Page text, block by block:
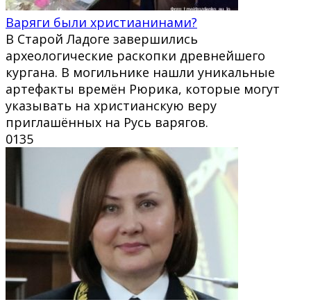
Варяги были христианинами?
В Старой Ладоге завершились
археологические раскопки древнейшего
кургана. В могильнике нашли уникальные
артефакты времён Рюрика, которые могут
указывать на христианскую веру
приглашённых на Русь варягов.
0135